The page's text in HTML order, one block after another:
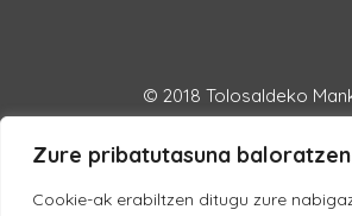
Zure pribatutasuna
Cookie-ak erabiltzen ditugu zure
© 2018 Tolosaldeko